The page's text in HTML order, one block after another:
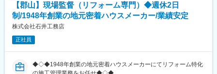
【郡山】現場監督（リフォーム専門）◆週休2日
制/1948年創業の地元密着ハウスメーカー/業績安定
株式会社石井工務店
正社員
◆◇◆1948年創業の地元密着ハウスメーカーにてリフォーム特化